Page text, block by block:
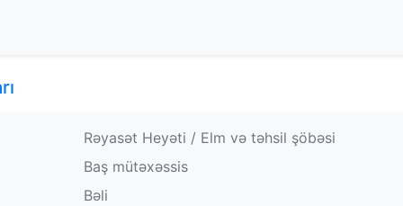
Rəyasət Heyəti / Elm və təhsil şöbəsi
Baş mütəxəssis
Bəli